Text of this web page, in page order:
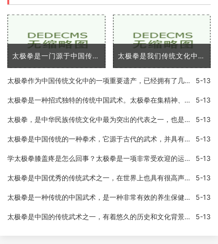
太极拳是一门源于中国传统文化的武术，已经广泛传播到了全世界各地。它不仅是一种给人们提供了自我防卫技能的技术，同时也提供了许多身体和心理上的优势。在这篇文章中，我将 太极拳是我们传统文化中的代表之一，是中国优秀的传统武术之一。太极拳以「浑然一体，动静相成」的理念，将人体全部的活动方式统一在一起，既可以练习身体，又可以练习意志和
太极拳作为中国传统文化中的一项重要遗产，已经拥有了几百年的历史。随着健身风气的盛行，越来越多的人开始学习太极拳。但是，很多人在练习太极拳时都会遇到一个普遍的问题— 5-13
太极拳是一种招式独特的传统中国武术。太极拳在集精神、身体和呼吸为一体的过程中，充分发挥了物理力学的规律和原则。在太极拳实战中，只要掌握了它的力学原理，就可以运用它 5-13
太极拳，是中华民族传统文化中最为突出的代表之一，也是中国武术中最具哲理内涵的门派，其表现形式悠长柔和，虽然没有跳激烈的芭蕾舞那样的扣人心弦、震撼人心的动作，但是在 5-13
太极拳是中国传统的一种拳术，它源于古代的武术，并具有较高的文化内涵。太极拳最早是用来练习战斗的技能和防身术，现在太极拳逐渐演变为一种健身方式，现在越来越流行，甚至 5-13
学太极拳膝盖疼是怎么回事？太极拳是一项非常受欢迎的运动，它具有很多健康益处，如改善心血管功能，提高身体平衡能力和调节情绪。如果你练习太极拳时膝盖疼痛，这会影响你的 5-13
太极拳是中国优秀的传统武术之一，在世界上也具有很高声誉。太极拳作为一种以柔克刚的武术，不仅可以锻炼人体自身的柔韧性，还能让人平衡心灵与身体，有很多的健康功效。尤其 5-13
太极拳是一种传统的中国武术，是一种非常有效的养生保健术，它不仅能够锻炼身体，还能够提升人的精神健康。太极拳作为一种古老的心身运动，集中了中华文化的精华，它的养生功 5-13
太极拳是中国的传统武术之一，有着悠久的历史和文化背景。太极拳是全身运动，它的动作流畅舒展，柔和而不失力度，可以锻炼身体，增强体质，同时也可以调整呼吸、舒缓情绪。为 5-13